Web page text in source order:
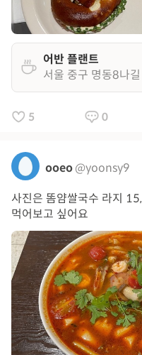
어반 플랜트
서울 중구 명동8나
5 0
ooeo@yoonsy9
사진은 똠얌쌀국수 라지
먹어보고 싶어요